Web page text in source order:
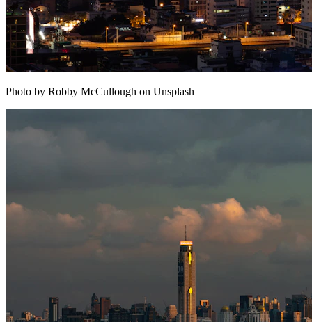
Photo by Robby McCullough on Unsplash